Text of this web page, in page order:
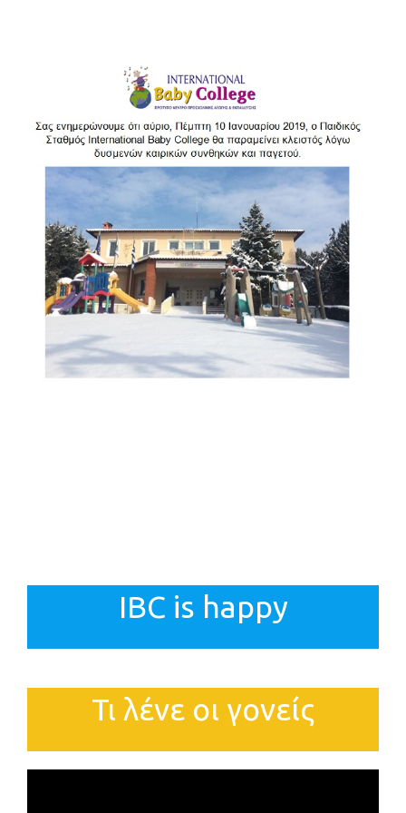
IBC is happy
Τι λένε οι γονείς